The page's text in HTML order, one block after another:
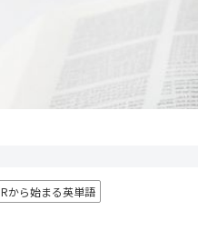
Rから始まる英単語